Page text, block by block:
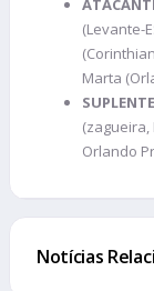
(Levante-
Marta
(zagueira,
Orlando
Notícias